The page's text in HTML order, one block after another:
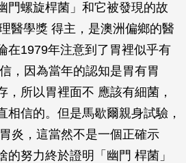
門螺旋桿菌」和它被發現的故
醫學獎 得主，是澳洲偏鄉的醫
在1979年注意到了胃裡似乎有
，因為當年的認知是胃有胃
，所以胃裡面不 應該有細菌，
相信的。但是馬歇爾親身試驗，
炎，這當然不是一個正確示
的努力終於證明「幽門 桿菌」